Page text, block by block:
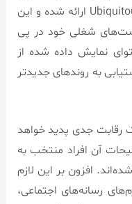
تیک تاک از سوی شرکت بازاریابی Ubiquitous ارائه شده و این
شغلی خود در پی
نمایش داده شده از
به روند‌های جدیدتر
رقابت جدی پدید خواهد
آن افراد منتخب به
افزون بر این لازم
رسانه‌های اجتماعی،